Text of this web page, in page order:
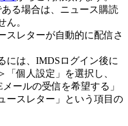
る場合は、ニュース購読
ん。
スレターが自動的に配信さ
には、IMDSログイン後に
「個人設定」を選択し、
ールの受信を希望する」
ースレター」という項目の